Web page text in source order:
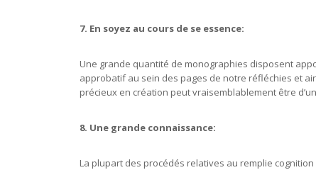
7. En soyez au cours de se essence:
Une grande quantité de monographies disposent
approbatif au sein des pages de notre réfléchies et
précieux en création peut vraisemblablement être
8. Une grande connaissance:
La plupart des procédés relatives au remplie